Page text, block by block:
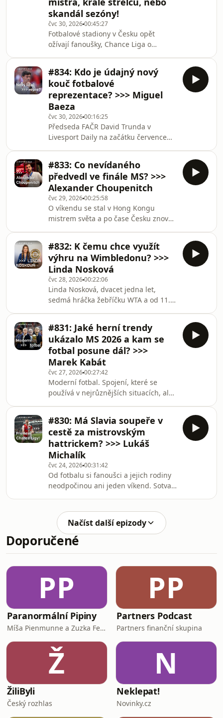
dal za dva roky v Polsku dohromady
čtyři desítky gólů. A po trápení v
prvním kole proti brněnské Zbrojovce
většina fanoušků volá po tom, aby
naskočil už dne
skandál sezóny!
čvc 30, 202600:45:27
Fotbalové stadiony v Česku opět
ožívají fanoušky, Chance Liga o
Jakub Burian, který se vrátil z USA z
mistrovství světa! A to je samozřejmě
skvělá příležitost pro další RE:ACTION.
Rozebereme titulové favority,
aspiranty na sestup, komety sezóny,
nebo odhadneme největší skandál,
který se v nadcházejícím ročníku
stane. Nabuš
#834: Kdo je údajný nový
kouč fotbalové
reprezentace? >>> Miguel
Baeza
čvc 30, 202600:16:25
Předseda FAČR David Trunda v
Livesport Daily na začátku července
španělského deníku AS je tím jménem
Santiago Denia. Případnou volbu musí
ještě schválit výkonný výbor, ale sám
Trunda situaci popsal tak, že v tomto
směru probíhají intenzivní jednání,
což znamená, že Santi Denia už plní
mediální titulky. Kdo je tento
španělský
#833: Co nevídaného
předvedl ve finále MS? >>>
Alexander Choupenitch
čvc 29, 202600:25:58
O víkendu se stal v Hong Kongu
mistrem světa a po čase Česku znovu
obrovská celosvětová konkurence. Už
dříve získal olympijský bronz, má
navíc přesah díky svým aktivitám v
hudbě nebo v tělocvičné organizaci
Sokol, která v současnosti bojuje s
nedostatkem peněz i dětí. O tom všem
velmi přemýšlivým způsobem mluvil v
dnešní epizodě podc
#832: K čemu chce využít
výhru na Wimbledonu? >>>
Linda Nosková
čvc 28, 202600:22:06
Linda Nosková, dvacet jedna let,
sedmá hráčka žebříčku WTA a od 11.
kterou se rodačka ze Vsetína učí žít, a
to doslova. Rozhodně totiž nejde o
typ, který by vyhledával mediální
pozornost nebo přehnaně extrovertní
chování, přesto se jí těchto příležitostí
dostalo v posledních týdnech až až.
Co považuje za největší zážitek od
výhry v A
#831: Jaké herní trendy
ukázalo MS 2026 a kam se
fotbal posune dál? >>>
Marek Kabát
čvc 27, 202600:27:42
Moderní fotbal. Spojení, které se
používá v nejrůznějších situacích, ale
zautomatizovaných pohybů, nebo se
právě rodí nová éra nevídané
dynamiky a všestranného pojetí?
Právě skončené Mistrovství světa dalo
nahlédnout do trendů, které budou v
následujících letech formovat fotbal
jako takový. Od taktické dominance
Španělska p
#830: Má Slavia soupeře v
cestě za mistrovským
hattrickem? >>> Lukáš
Michalík
čvc 24, 202600:31:42
Od fotbalu si fanoušci a jejich rodiny
neodpočinou ani jeden víkend. Sotva
dvěma nováčky, Zbrojovka a Artis
dodají soutěži nový, brněnský náboj.
O jejich ambicích, o tom, proč může
mít mistrovská Slavia v cestě za
sebou než se stagnující Spartou, ale
taky o nečitelné Plzni nebo pokusu o
restart
Načíst další epizody
Doporučené
PP
Paranormální Pipiny
Míša Pienmunne a Zuzka Fejfarová
PP
Partners Podcast
Partners finanční skupina
Ž
ŽiliByli
Český rozhlas
N
Neklepat!
Novinky.cz